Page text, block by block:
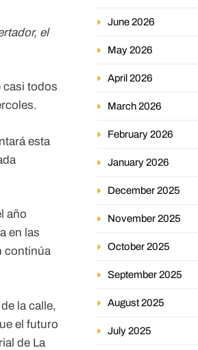
el
casi todos
esta
año
en las
continúa
la calle,
el futuro
de La
June 2026
May 2026
April 2026
March 2026
February 2026
January 2026
December 2025
November 2025
October 2025
September 2025
August 2025
July 2025